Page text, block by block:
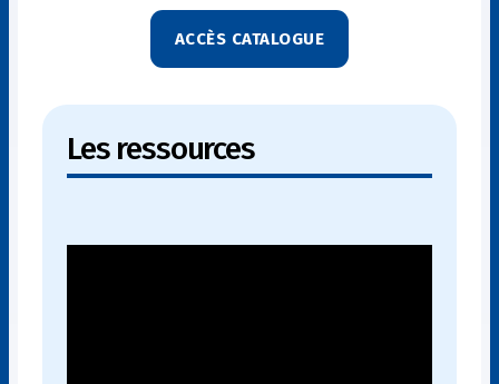
ACCÈS CATALOGUE
Les ressources